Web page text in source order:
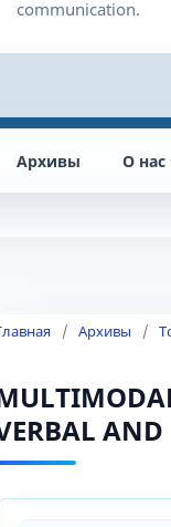
Архивы О нас
/ Архивы /